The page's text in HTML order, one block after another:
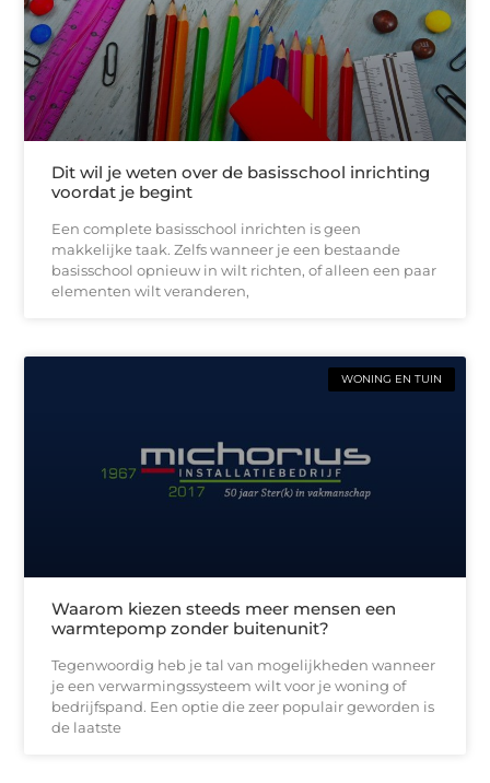
Dit wil je weten over de basisschool inrichting
voordat je begint
Een complete basisschool inrichten is geen
makkelijke taak. Zelfs wanneer je een bestaande
basisschool opnieuw in wilt richten, of alleen een paar
elementen wilt veranderen,
WONING EN TUIN
Waarom kiezen steeds meer mensen een
warmtepomp zonder buitenunit?
Tegenwoordig heb je tal van mogelijkheden wanneer
je een verwarmingssysteem wilt voor je woning of
bedrijfspand. Een optie die zeer populair geworden is
de laatste